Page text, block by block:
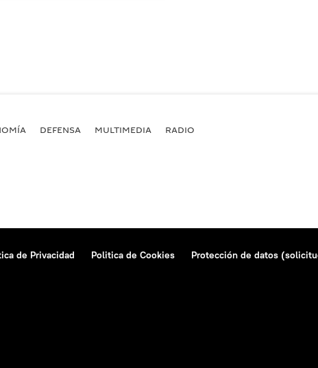
DEFENSA MULTIMEDIA RADIO
de Privacidad Politica de Cookies Protección de datos